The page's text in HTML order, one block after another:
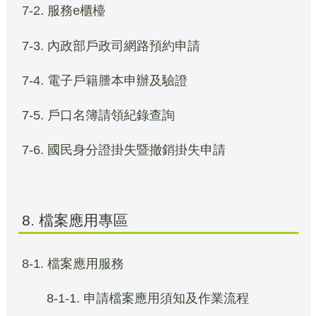
7-2. 服務e櫃檯
7-3. 內政部戶政司網路預約申請
7-4. 電子戶籍謄本申辦及驗證
7-5. 戶口名簿請領紀錄查詢
7-6. 國民身分證掛失暨撤銷掛失申請
8. 檔案應用專區
8-1. 檔案應用服務
8-1-1. 申請檔案應用須知及作業流程